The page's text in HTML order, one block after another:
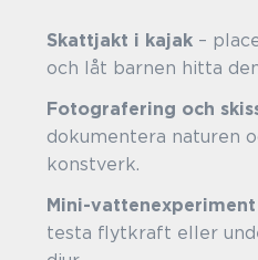
Skattjakt i kajak –
och låt barnen hitta
Fotografering och
dokumentera naturen
konstverk.
Mini-vattenexperiment
testa flytkraft eller